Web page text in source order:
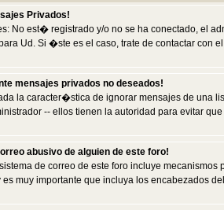
Privados!
No est� registrado y/o no se ha conectado, el
Ud. Si �ste es el caso, trate de contactar con
mensajes privados no deseados!
la caracter�stica de ignorar mensajes de una
-- ellos tienen la autoridad para evitar
abusivo de alguien de este foro!
de correo de este foro incluye
muy importante que incluya los encabezados